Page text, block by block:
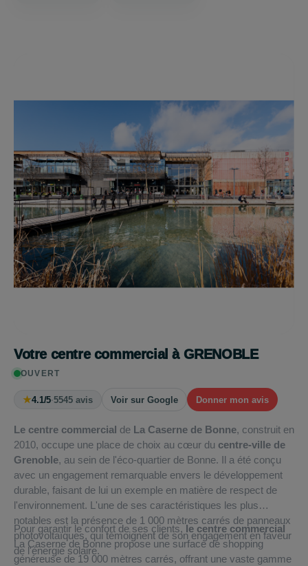
Votre centre commercial à GRENOBLE
OUVERT
★4.1/5·5545 avis Voir sur Google Donner mon avis
Le centre commercial de La Caserne de Bonne, construit en
2010, occupe une place de choix au cœur du centre-ville de
Grenoble, au sein de l'éco-quartier de Bonne. Il a été conçu
avec un engagement remarquable envers le développement
durable, faisant de lui un exemple en matière de respect de
l'environnement. L'une de ses caractéristiques les plus
notables est la présence de 1 000 mètres carrés de panneaux
photovoltaïques, qui témoignent de son engagement en faveur
de l'énergie solaire.
Pour garantir le confort de ses clients, le centre commercial
La Caserne de Bonne propose une surface de shopping
généreuse de 19 000 mètres carrés, offrant une vaste gamme